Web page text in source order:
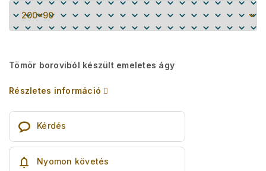
Tömör boroviból készült emeletes ágy
Részletes információ
Kérdés
Nyomon követés